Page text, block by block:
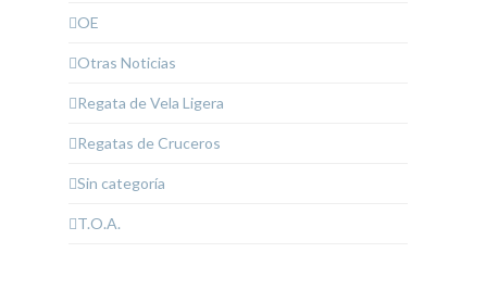
OE
Otras Noticias
Regata de Vela Ligera
Regatas de Cruceros
Sin categoría
T.O.A.